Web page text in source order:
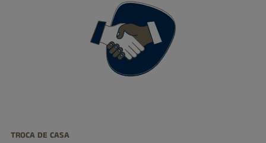
TROCA DE CASA